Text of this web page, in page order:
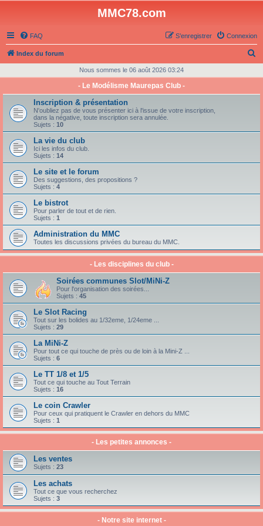
MMC78.com
FAQ Connexion
S’enregistrer
Index du forum
h
e
Nous sommes le 06 août 2026 03:24
- Le Modélisme Maurepas Club -
Inscription & présentation
N'oubliez pas de vous présenter ici à l'issue de votre inscription,
dans la négative, toute inscription sera annulée.
Sujets : 10
La vie du club
Ici les infos du club.
Sujets : 14
Le site et le forum
Des suggestions, des propositions ?
Sujets : 4
Le bistrot
Pour parler de tout et de rien.
Sujets : 1
Administration du MMC
Toutes les discussions privées du bureau du MMC.
- Les disciplines du club -
Soirées communes Slot/MiNi-Z
Pour l'organisation des soirées...
Sujets : 45
Le Slot Racing
Tout sur les bolides au 1/32eme, 1/24eme ...
Sujets : 29
La MiNi-Z
Pour tout ce qui touche de près ou de loin à la Mini-Z ...
Sujets : 6
Le TT 1/8 et 1/5
Tout ce qui touche au Tout Terrain
Sujets : 16
Le coin Crawler
Pour ceux qui pratiquent le Crawler en dehors du MMC
Sujets : 1
- Les petites annonces -
Les ventes
Sujets : 23
Les achats
Tout ce que vous recherchez
Sujets : 3
- Notre site internet -